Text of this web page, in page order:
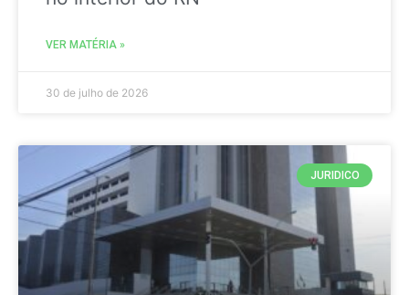
VER MATÉRIA »
30 de julho de 2026
JURIDICO